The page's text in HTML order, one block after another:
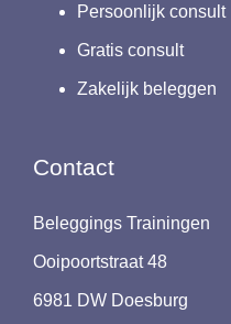
Persoonlijk consult
Gratis consult
Zakelijk beleggen
Contact
Beleggings Trainingen
Ooipoortstraat 48
6981 DW Doesburg